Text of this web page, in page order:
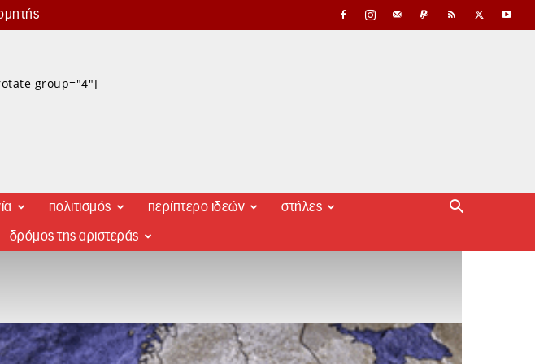
group="4"]
πολιτισμός περίπτερο ιδεών στήλες
δρόμος της αριστεράς